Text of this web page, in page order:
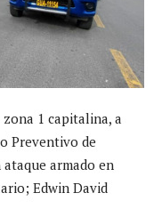
1 capitalina, a
Preventivo de
armado en
Edwin David